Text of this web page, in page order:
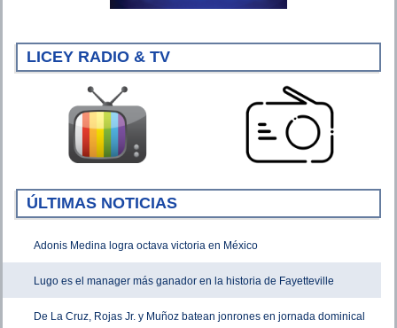
LICEY RADIO & TV
ÚLTIMAS NOTICIAS
Adonis Medina logra octava victoria en México
Lugo es el manager más ganador en la historia de Fayetteville
De La Cruz, Rojas Jr. y Muñoz batean jonrones en jornada dominical